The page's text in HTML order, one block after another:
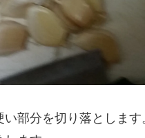
部分を切り落としま